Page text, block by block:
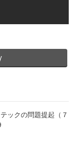
ックの問題提起（７